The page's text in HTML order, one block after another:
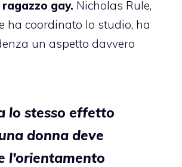
gay. Nicholas Rule,
ha coordinato lo studio, ha
un aspetto davvero
lo stesso effetto
donna deve
l’orientamento